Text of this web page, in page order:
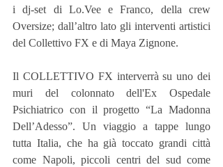
i dj-set di Lo.Vee e Franco, della crew
Oversize; dall’altro lato gli interventi artistici
del Collettivo FX e di Maya Zignone.
Il COLLETTIVO FX interverrà su uno dei
muri del colonnato dell'Ex Ospedale
Psichiatrico con il progetto “La Madonna
Dell’Adesso”. Un viaggio a tappe lungo
tutta Italia, che ha già toccato grandi città
come Napoli, piccoli centri del sud come